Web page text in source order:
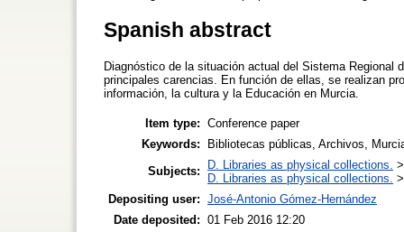
Spanish abstract
Diagnóstico de la situación actual del Sistema Regional
principales carencias. En función de ellas, se realizan
información, la cultura y la Educación en Murcia.
Item type: Conference paper
Keywords:
Bibliotecas públicas, Archivos,
Subjects:
D. Libraries as physical collections.
D. Libraries as physical collections.
Depositing user: José-Antonio Gómez-Hernández
Date deposited: 01 Feb 2016 12:20